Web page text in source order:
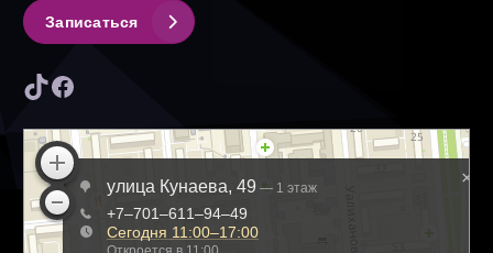
Записаться
TikTok Facebook